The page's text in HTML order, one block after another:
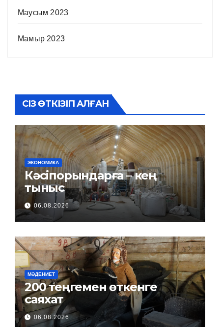
Маусым 2023
Мамыр 2023
СІЗ ӨТКІЗІП АЛҒАН
ЭКОНОМИКА
Кәсіпорындарға – кең
тыныс
06.08.2026
МӘДЕНИЕТ
200 теңгемен өткенге
саяхат
06.08.2026